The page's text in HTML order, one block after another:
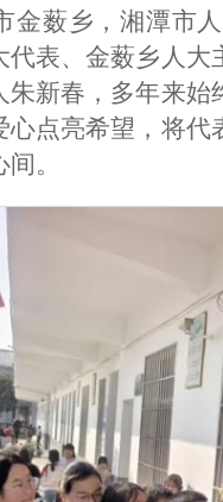
金薮乡，湘潭市
代表、金薮乡人
朱新春，多年来
心点亮希望，将
。